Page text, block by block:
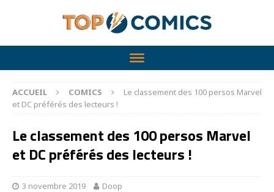
ACCUEIL COMICS
Le classement des 100 persos Marvel
et DC préférés des lecteurs !
Le classement des 100 persos Marvel
et DC préférés des lecteurs !
3 novembre 2019 Doop